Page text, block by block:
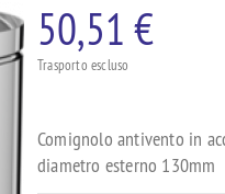
50,51 €
Trasporto escluso
Comignolo antivento in
diametro esterno 130mm